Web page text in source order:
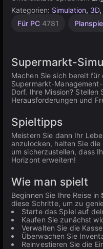
Kategorien: Simulation, 3D,
Für PC 4781
Für 1
Indie
Sandbox
Bauen
Hochwertige
Russisch
Einfache
Browser
Unity
Supermarkt-
Machen Sie sich bereit
Supermarkt-
Dorf. Ihre Mission?
Herausforderungen und
Spieltipps
Meistern Sie dann Ihr
anzulocken, halten Sie
um sicherzustellen, dass
Horizont erweitern!
Wie man spielt
Beginnen Sie Ihre Reise in
diese Schritte, um zu
Starte das Spiel auf
Kaufen Sie zunächst
Verwalten Sie die
Überwachen Sie
Reinvestieren Sie die